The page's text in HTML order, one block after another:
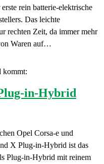
rein batterie-elektrische
Das leichte
rechten Zeit, da immer mehr
Waren auf…
kommt:
in-Hybrid
Opel Corsa-e und
X Plug-in-Hybrid ist das
Plug-in-Hybrid mit reinem